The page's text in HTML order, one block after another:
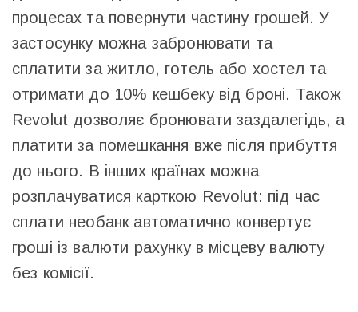
процесах та повернути частину грошей. У
застосунку можна забронювати та
сплатити за житло, готель або хостел та
отримати до 10% кешбеку від броні. Також
Revolut дозволяє бронювати заздалегідь, а
платити за помешкання вже після прибуття
до нього. В інших країнах можна
розплачуватися карткою Revolut: під час
сплати необанк автоматично конвертує
гроші із валюти рахунку в місцеву валюту
без комісії.